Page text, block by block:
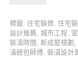
標籤: 住宅裝修, 住宅
設計推薦, 城市工程,
裝潢時間, 新成屋規劃 ,
潢統包師傅, 裝潢設計